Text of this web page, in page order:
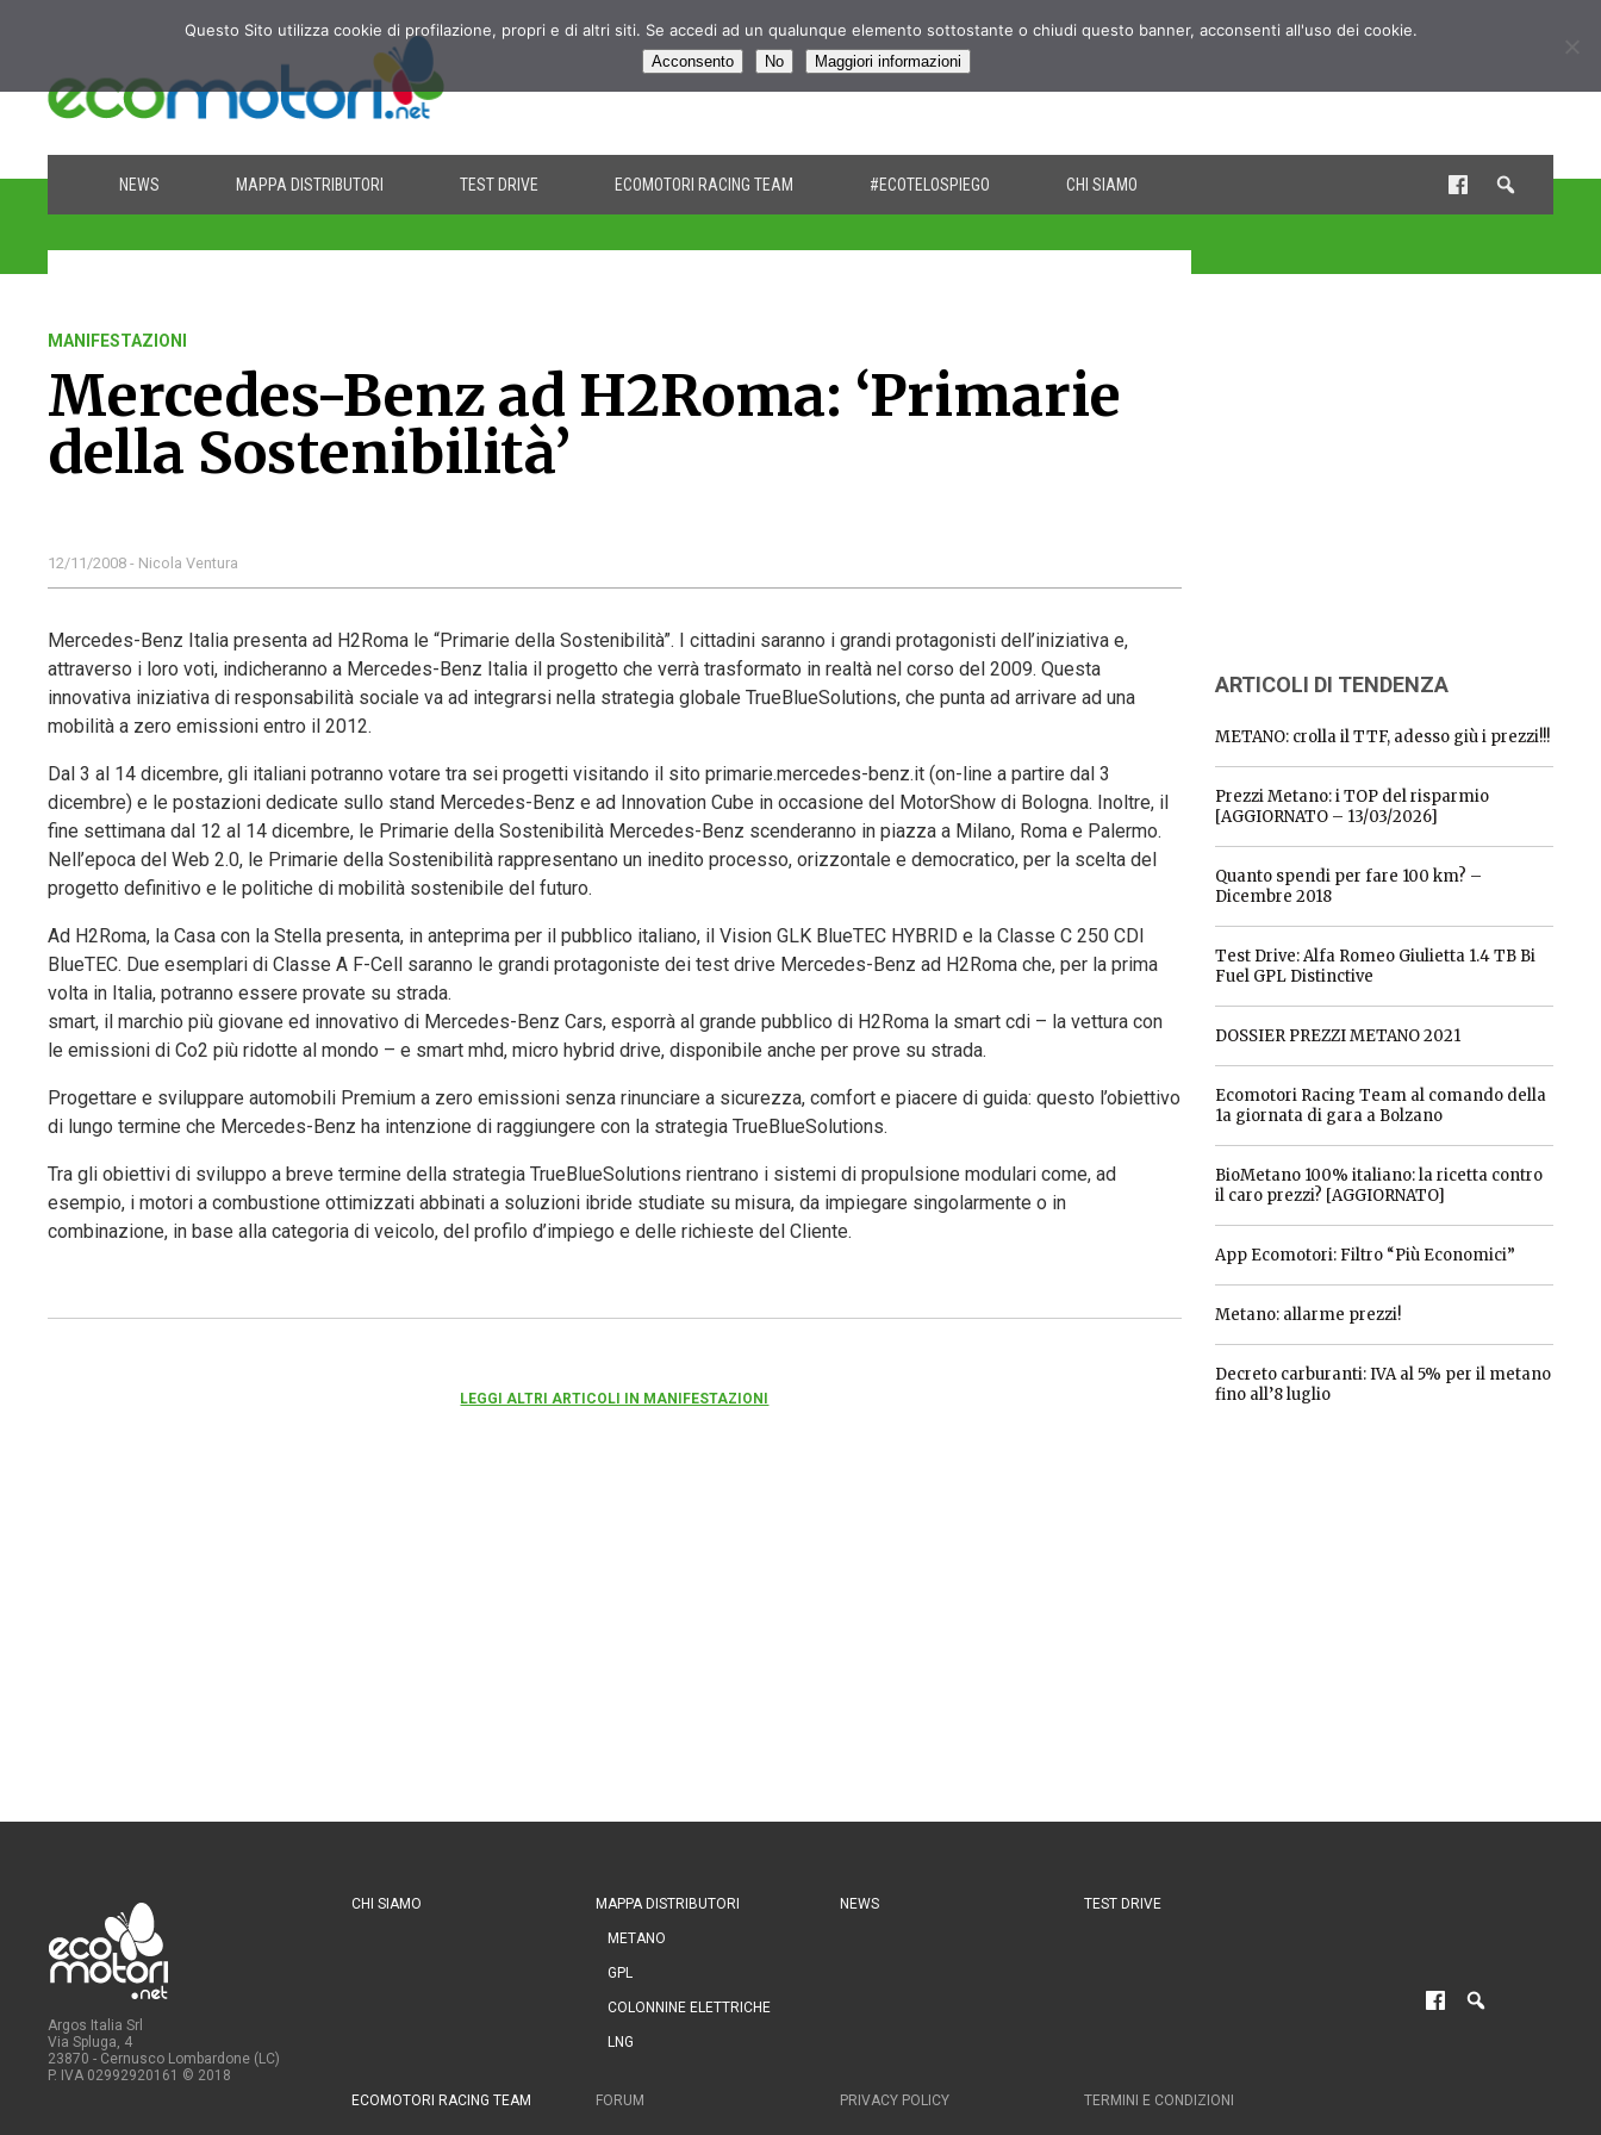
NEWS MAPPA DISTRIBUTORI TEST DRIVE ECOMOTORI RACING TEAM #ECOTELOSPIEGO CHI SIAMO
MANIFESTAZIONI
Mercedes-Benz ad H2Roma: ‘Primarie
della Sostenibilità’
12/11/2008 - Nicola Ventura
Mercedes-Benz Italia presenta ad H2Roma le “Primarie della Sostenibilità”. I cittadini saranno i grandi protagonisti dell’iniziativa e,
attraverso i loro voti, indicheranno a Mercedes-Benz Italia il progetto che verrà trasformato in realtà nel corso del 2009. Questa
innovativa iniziativa di responsabilità sociale va ad integrarsi nella strategia globale TrueBlueSolutions, che punta ad arrivare ad una
mobilità a zero emissioni entro il 2012.
Dal 3 al 14 dicembre, gli italiani potranno votare tra sei progetti visitando il sito primarie.mercedes-benz.it (on-line a partire dal 3
dicembre) e le postazioni dedicate sullo stand Mercedes-Benz e ad Innovation Cube in occasione del MotorShow di Bologna. Inoltre, il
fine settimana dal 12 al 14 dicembre, le Primarie della Sostenibilità Mercedes-Benz scenderanno in piazza a Milano, Roma e Palermo.
Nell’epoca del Web 2.0, le Primarie della Sostenibilità rappresentano un inedito processo, orizzontale e democratico, per la scelta del
progetto definitivo e le politiche di mobilità sostenibile del futuro.
Ad H2Roma, la Casa con la Stella presenta, in anteprima per il pubblico italiano, il Vision GLK BlueTEC HYBRID e la Classe C 250 CDI
BlueTEC. Due esemplari di Classe A F-Cell saranno le grandi protagoniste dei test drive Mercedes-Benz ad H2Roma che, per la prima
volta in Italia, potranno essere provate su strada.
smart, il marchio più giovane ed innovativo di Mercedes-Benz Cars, esporrà al grande pubblico di H2Roma la smart cdi – la vettura con
le emissioni di Co2 più ridotte al mondo – e smart mhd, micro hybrid drive, disponibile anche per prove su strada.
Progettare e sviluppare automobili Premium a zero emissioni senza rinunciare a sicurezza, comfort e piacere di guida: questo l’obiettivo
di lungo termine che Mercedes-Benz ha intenzione di raggiungere con la strategia TrueBlueSolutions.
Tra gli obiettivi di sviluppo a breve termine della strategia TrueBlueSolutions rientrano i sistemi di propulsione modulari come, ad
esempio, i motori a combustione ottimizzati abbinati a soluzioni ibride studiate su misura, da impiegare singolarmente o in
combinazione, in base alla categoria di veicolo, del profilo d’impiego e delle richieste del Cliente.
LEGGI ALTRI ARTICOLI IN MANIFESTAZIONI
ARTICOLI DI TENDENZA
METANO: crolla il TTF, adesso giù i prezzi!!!
Prezzi Metano: i TOP del risparmio
[AGGIORNATO – 13/03/2026]
Quanto spendi per fare 100 km? –
Dicembre 2018
Test Drive: Alfa Romeo Giulietta 1.4 TB Bi
Fuel GPL Distinctive
DOSSIER PREZZI METANO 2021
Ecomotori Racing Team al comando della
1a giornata di gara a Bolzano
BioMetano 100% italiano: la ricetta contro
il caro prezzi? [AGGIORNATO]
App Ecomotori: Filtro “Più Economici”
Metano: allarme prezzi!
Decreto carburanti: IVA al 5% per il metano
fino all’8 luglio
Argos Italia Srl
Via Spluga, 4
23870 - Cernusco Lombardone (LC)
P. IVA 02992920161 © 2018
CHI SIAMO MAPPA DISTRIBUTORI
METANO
GPL
COLONNINE ELETTRICHE
LNG
NEWS TEST DRIVE
ECOMOTORI RACING TEAM FORUM PRIVACY POLICY TERMINI E CONDIZIONI
Questo Sito utilizza cookie di profilazione, propri e di altri siti. Se accedi ad un qualunque elemento sottostante o chiudi questo banner, acconsenti all'uso dei cookie.
Acconsento No Maggiori informazioni